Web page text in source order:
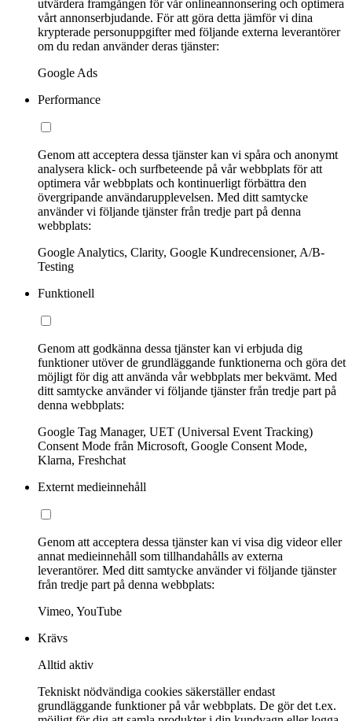
utvärdera framgången för vår onlineannonsering och optimera
vårt annonserbjudande. För att göra detta jämför vi dina
krypterade personuppgifter med följande externa leverantörer
om du redan använder deras tjänster:
Google Ads
Performance
Genom att acceptera dessa tjänster kan vi spåra och anonymt
analysera klick- och surfbeteende på vår webbplats för att
optimera vår webbplats och kontinuerligt förbättra den
övergripande användarupplevelsen. Med ditt samtycke
använder vi följande tjänster från tredje part på denna
webbplats:
Google Analytics, Clarity, Google Kundrecensioner, A/B-
Testing
Funktionell
Genom att godkänna dessa tjänster kan vi erbjuda dig
funktioner utöver de grundläggande funktionerna och göra det
möjligt för dig att använda vår webbplats mer bekvämt. Med
ditt samtycke använder vi följande tjänster från tredje part på
denna webbplats:
Google Tag Manager, UET (Universal Event Tracking)
Consent Mode från Microsoft, Google Consent Mode,
Klarna, Freshchat
Externt medieinnehåll
Genom att acceptera dessa tjänster kan vi visa dig videor eller
annat medieinnehåll som tillhandahålls av externa
leverantörer. Med ditt samtycke använder vi följande tjänster
från tredje part på denna webbplats:
Vimeo, YouTube
Krävs
Alltid aktiv
Tekniskt nödvändiga cookies säkerställer endast
grundläggande funktioner på vår webbplats. De gör det t.ex.